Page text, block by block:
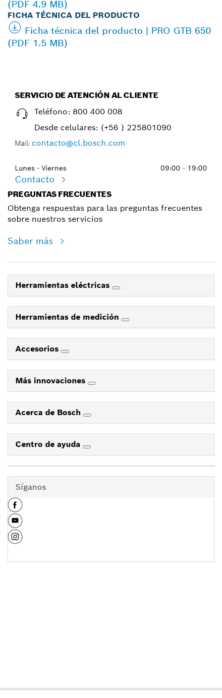
(PDF 4.9 MB)
FICHA TÉCNICA DEL PRODUCTO
Ficha técnica del producto | PRO GTB 650
(PDF 1.5 MB)
SERVICIO DE ATENCIÓN AL CLIENTE
Teléfono: 800 400 008
Desde celulares: (+56 ) 225801090
Mail: contacto@cl.bosch.com
Lunes - Viernes 09:00 - 19:00
Contacto
PREGUNTAS FRECUENTES
Obtenga respuestas para las preguntas frecuentes
sobre nuestros servicios
Saber más
Herramientas eléctricas
Herramientas de medición
Accesorios
Más innovaciones
Acerca de Bosch
Centro de ayuda
Síganos